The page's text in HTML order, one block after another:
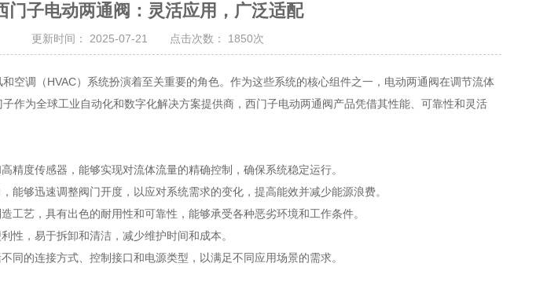
门子电动两通阀：灵活应用，广泛适配
更新时间： 2025-07-21 点击次数： 1850次
调（HVAC）系统扮演着至关重要的角色。作为这些系统的核心组件之一，电动两通阀在调节流体
作为全球工业自动化和数字化解决方案提供商， 西门子电动两通阀产品凭借其性能、可靠性和灵活
度传感器，能够实现对流体流量的精确控制，确保系统稳定运行。
够迅速调整阀门开度，以应对系统需求的变化，提高能效并减少能源浪费。
艺，具有出色的耐用性和可靠性，能够承受各种恶劣环境和工作条件。
，易于拆卸和清洁，减少维护时间和成本。
的连接方式、控制接口和电源类型，以满足不同应用场景的需求。